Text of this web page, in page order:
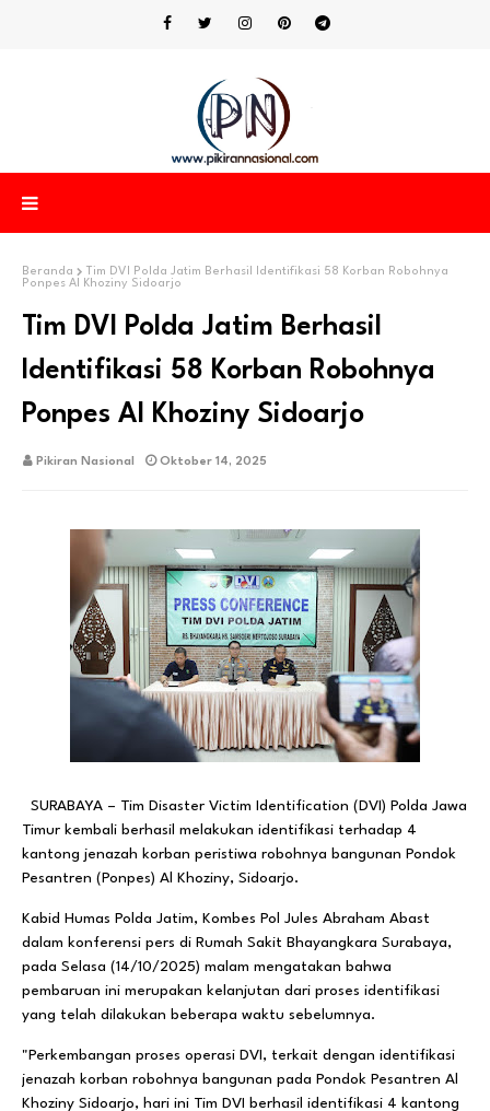
Beranda
Tim DVI Polda Jatim Berhasil Identifikasi 58 Korban Robohnya
Ponpes Al Khoziny Sidoarjo
Tim DVI Polda Jatim Berhasil
Identifikasi 58 Korban Robohnya
Ponpes Al Khoziny Sidoarjo
Pikiran Nasional Oktober 14, 2025
SURABAYA – Tim Disaster Victim Identification (DVI) Polda Jawa
Timur kembali berhasil melakukan identifikasi terhadap 4
kantong jenazah korban peristiwa robohnya bangunan Pondok
Pesantren (Ponpes) Al Khoziny, Sidoarjo.
Kabid Humas Polda Jatim, Kombes Pol Jules Abraham Abast
dalam konferensi pers di Rumah Sakit Bhayangkara Surabaya,
pada Selasa (14/10/2025) malam mengatakan bahwa
pembaruan ini merupakan kelanjutan dari proses identifikasi
yang telah dilakukan beberapa waktu sebelumnya.
"Perkembangan proses operasi DVI, terkait dengan identifikasi
jenazah korban robohnya bangunan pada Pondok Pesantren Al
Khoziny Sidoarjo, hari ini Tim DVI berhasil identifikasi 4 kantong